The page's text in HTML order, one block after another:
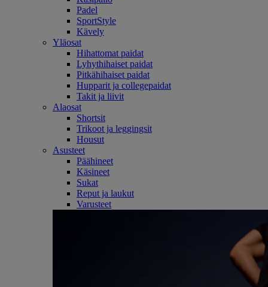
Padel
SportStyle
Kävely
Yläosat
Hihattomat paidat
Lyhythihaiset paidat
Pitkähihaiset paidat
Hupparit ja collegepaidat
Takit ja liivit
Alaosat
Shortsit
Trikoot ja leggingsit
Housut
Asusteet
Päähineet
Käsineet
Sukat
Reput ja laukut
Varusteet